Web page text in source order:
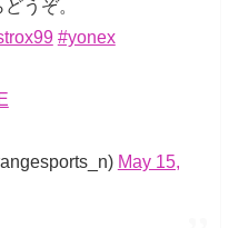
うぞ。
#yonex
May 15,